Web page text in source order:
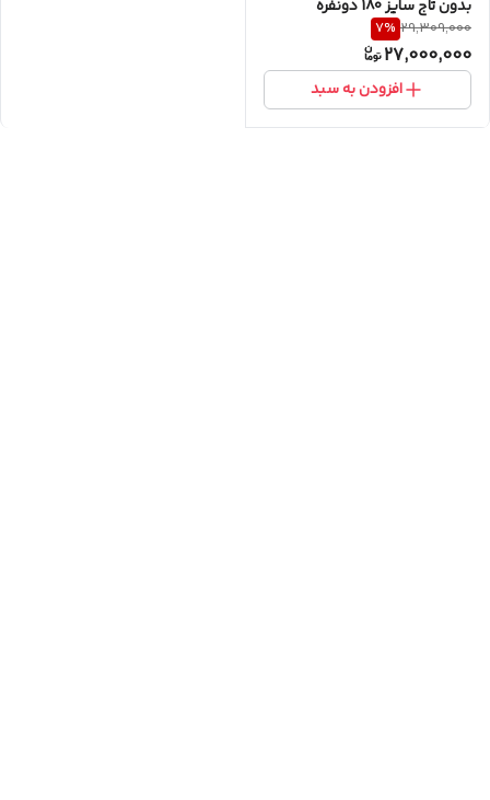
بدون تاج سایز 180 دونفره
29,309,000
7%
27,000,000
افزودن به سبد